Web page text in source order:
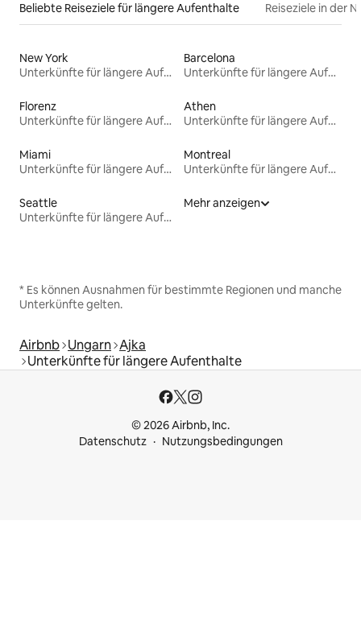
Beliebte Reiseziele für längere Aufenthalte Reiseziele in der
New York
Unterkünfte für längere Aufenthalte
Barcelona
Unterkünfte für längere Aufenthalte
Florenz
Unterkünfte für längere Aufenthalte
Athen
Unterkünfte für längere Aufenthalte
Miami
Unterkünfte für längere Aufenthalte
Montreal
Unterkünfte für längere Aufenthalte
Seattle
Unterkünfte für längere Aufenthalte
Mehr anzeigen
* Es können Ausnahmen für bestimmte Regionen und manche
Unterkünfte gelten.
Airbnb Ungarn Ajka
Unterkünfte für längere Aufenthalte
© 2026 Airbnb, Inc.
Datenschutz
Nutzungsbedingungen